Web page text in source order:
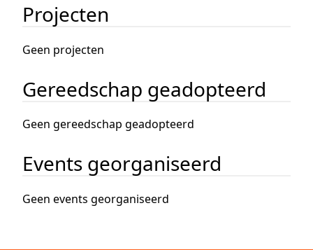
Projecten
Geen projecten
Gereedschap geadopteerd
Geen gereedschap geadopteerd
Events georganiseerd
Geen events georganiseerd